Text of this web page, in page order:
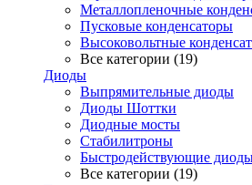
Металлопленочные
Пусковые конденсаторы
Высоковольтные
Все категории (19)
Диоды
Выпрямительные диоды
Диоды Шоттки
Диодные мосты
Стабилитроны
Быстродействующие
Все категории (19)